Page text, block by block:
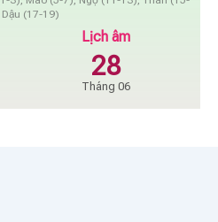
(17-19)
Lịch âm
28
Tháng 06